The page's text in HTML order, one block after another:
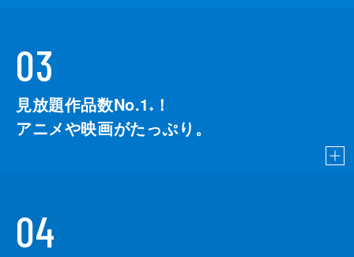
03
見放題作品数No.1 ※
！
アニメや映画がたっぷり。
04